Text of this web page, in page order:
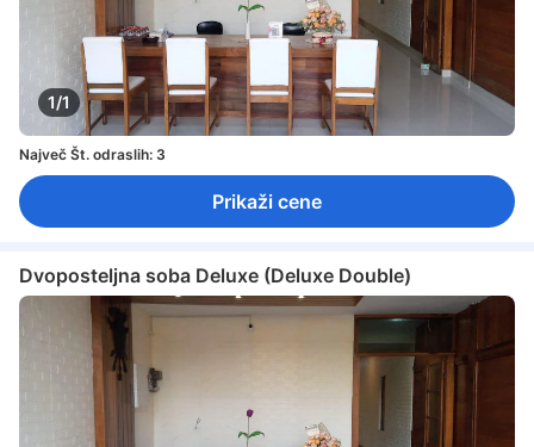
1/1
Največ Št. odraslih: 3
Prikaži cene
Dvoposteljna soba Deluxe (Deluxe Double)